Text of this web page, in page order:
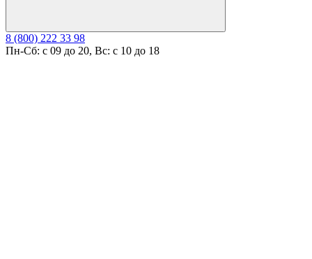
8 (800) 222 33 98
Пн-Сб: с 09 до 20, Вс: с 10 до 18